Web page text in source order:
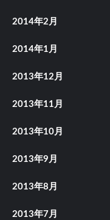
2014年2月
2014年1月
2013年12月
2013年11月
2013年10月
2013年9月
2013年8月
2013年7月